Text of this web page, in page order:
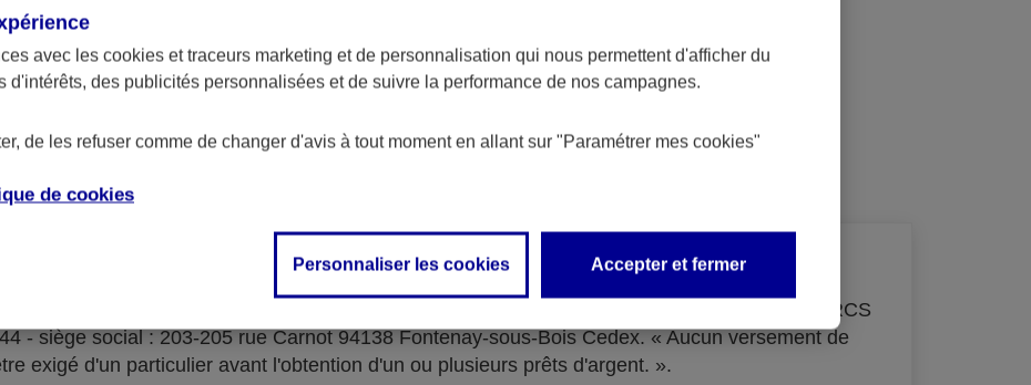
Réserves d'acceptation du crédit
prêteur : AXA Banque Financement – SA au capital de 33 855 000 € - immatriculée au RCS
- siège social : 203-205 rue Carnot 94138 Fontenay-sous-Bois Cedex. « Aucun versement de
exigé d'un particulier avant l'obtention d'un ou plusieurs prêts d'argent. ».
avec les cookies et traceurs marketing et de personnalisation qui nous permettent d'afficher du
d'intérêts, des publicités personnalisées et de suivre la performance de nos campagnes.
de les refuser comme de changer d'avis à tout moment en allant sur "Paramétrer mes cookies"
de cookies
Personnaliser les cookies Accepter et fermer